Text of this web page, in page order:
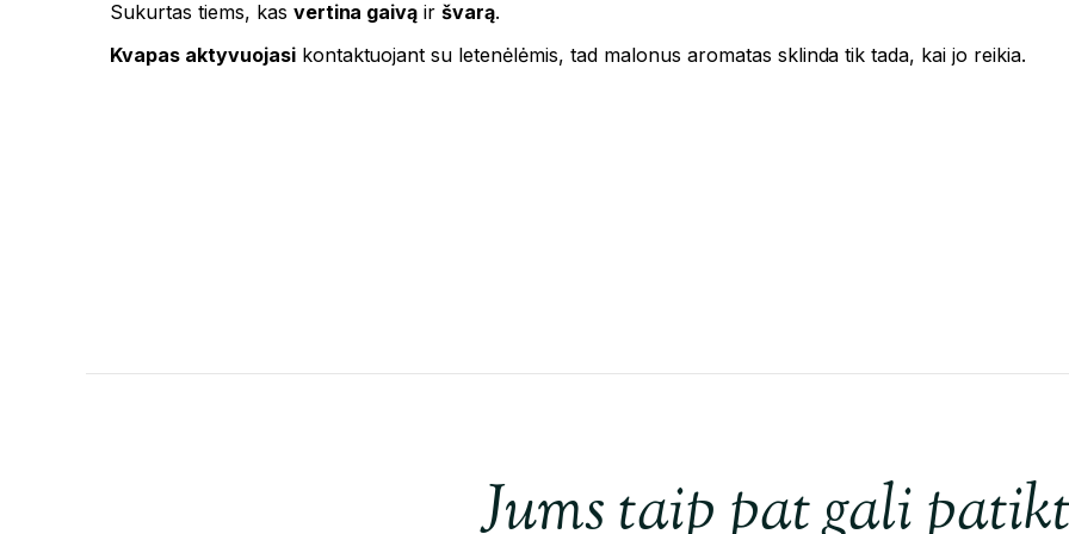
Sukurtas tiems, kas vertina gaivą iršvarą.
Kvapas aktyvuojasikontaktuojant su letenėlėmis, tad malonus aromatas sklinda tik tada, kai jo reikia.
Jums taip pat gali